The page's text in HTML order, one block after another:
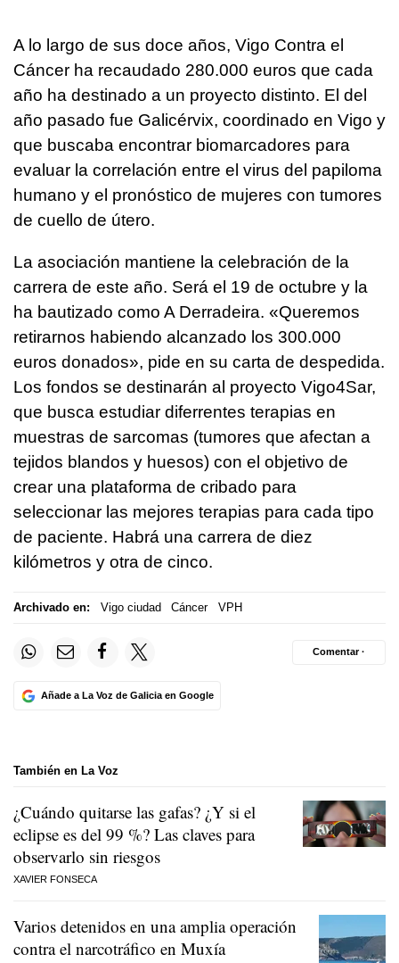
A lo largo de sus doce años, Vigo Contra el
Cáncer ha recaudado 280.000 euros que cada
año ha destinado a un proyecto distinto. El del
año pasado fue Galicérvix, coordinado en Vigo y
que buscaba encontrar biomarcadores para
evaluar la correlación entre el virus del papiloma
humano y el pronóstico de mujeres con tumores
de cuello de útero.
La asociación mantiene la celebración de la
carrera de este año. Será el 19 de octubre y la
ha bautizado como A Derradeira. «Queremos
retirarnos habiendo alcanzado los 300.000
euros donados», pide en su carta de despedida.
Los fondos se destinarán al proyecto Vigo4Sar,
que busca estudiar diferrentes terapias en
muestras de sarcomas (tumores que afectan a
tejidos blandos y huesos) con el objetivo de
crear una plataforma de cribado para
seleccionar las mejores terapias para cada tipo
de paciente. Habrá una carrera de diez
kilómetros y otra de cinco.
Archivado en: Vigo ciudad Cáncer VPH
Añade a La Voz de Galicia en Google
Comentar ·
También en La Voz
¿Cuándo quitarse las gafas? ¿Y si el
eclipse es del 99 %? Las claves para
observarlo sin riesgos
XAVIER FONSECA
Varios detenidos en una amplia operación
contra el narcotráfico en Muxía